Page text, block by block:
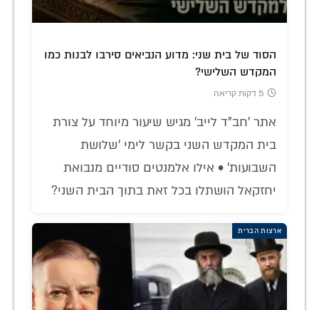
הסוד של בית שני: מדוע הנביאים סירבו לבנות כמו
המקדש השלישי?
5 דקות קריאה
אתר 'חב"ד לייב' מגיש שיעור מיוחד על צורת
בית המקדש השני בקשר לימי 'שלושת
השבועות' • אילו אלמנטים סודיים מנבואת
יחזקאל הושתלו בכל זאת בתוך הבית השני?
ארצות הברית